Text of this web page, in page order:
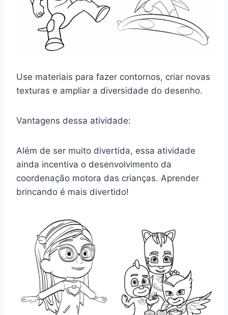
Use materiais para fazer contornos, criar novas
texturas e ampliar a diversidade do desenho.
Vantagens dessa atividade:
Além de ser muito divertida, essa atividade
ainda incentiva o desenvolvimento da
coordenação motora das crianças. Aprender
brincando é mais divertido!